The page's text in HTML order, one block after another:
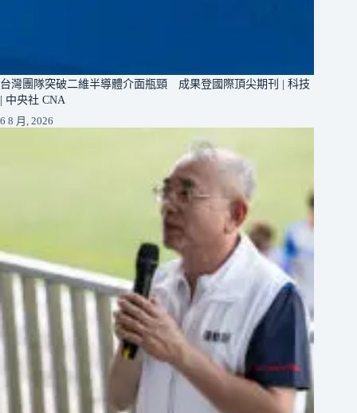
台灣團隊突破二維半導體介面瓶頸 成果登國際頂尖期刊 | 科技
| 中央社 CNA
6 8 月, 2026